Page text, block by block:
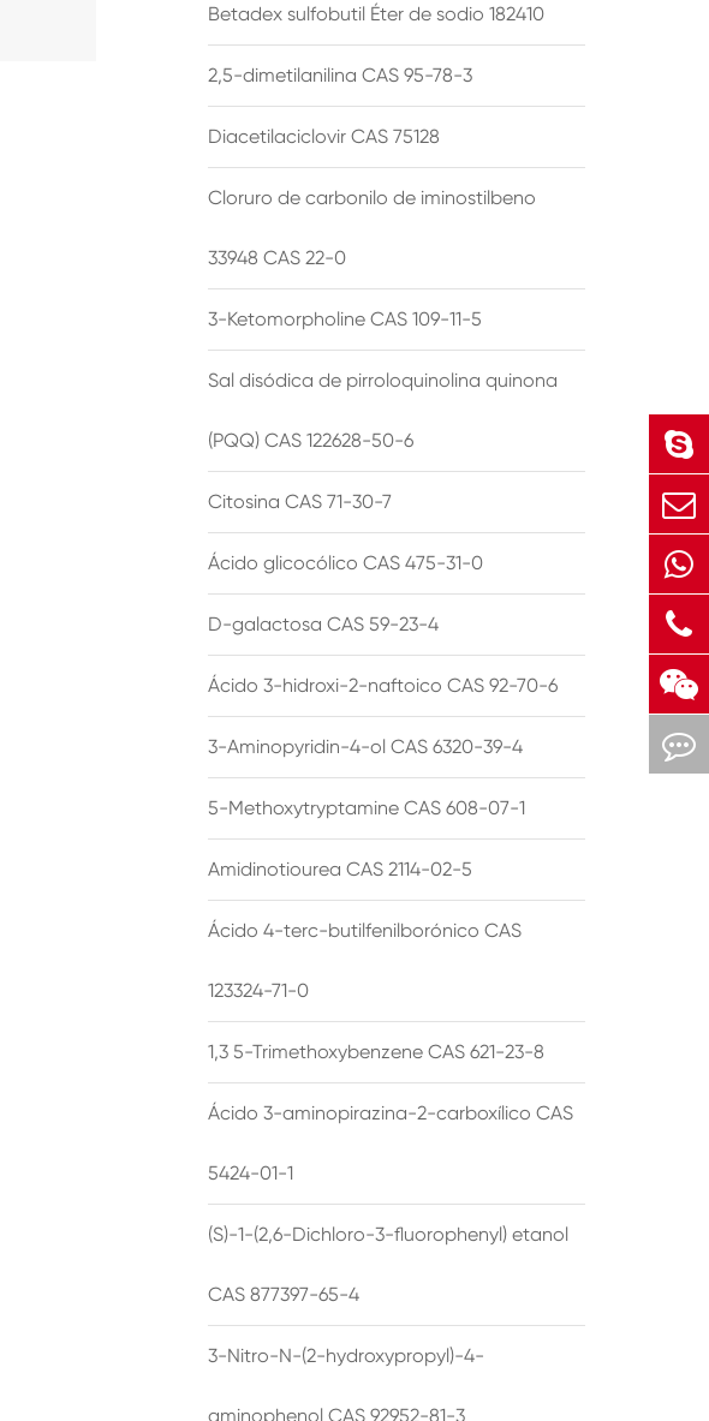
Betadex sulfobutil Éter de sodio 182410
2,5-dimetilanilina CAS 95-78-3
Diacetilaciclovir CAS 75128
Cloruro de carbonilo de iminostilbeno
33948 CAS 22-0
3-Ketomorpholine CAS 109-11-5
Sal disódica de pirroloquinolina quinona
(PQQ) CAS 122628-50-6
Citosina CAS 71-30-7
Ácido glicocólico CAS 475-31-0
D-galactosa CAS 59-23-4
Ácido 3-hidroxi-2-naftoico CAS 92-70-6
3-Aminopyridin-4-ol CAS 6320-39-4
5-Methoxytryptamine CAS 608-07-1
Amidinotiourea CAS 2114-02-5
Ácido 4-terc-butilfenilborónico CAS
123324-71-0
1,3 5-Trimethoxybenzene CAS 621-23-8
Ácido 3-aminopirazina-2-carboxílico CAS
5424-01-1
(S)-1-(2,6-Dichloro-3-fluorophenyl) etanol
CAS 877397-65-4
3-Nitro-N-(2-hydroxypropyl)-4-
aminophenol CAS 92952-81-3